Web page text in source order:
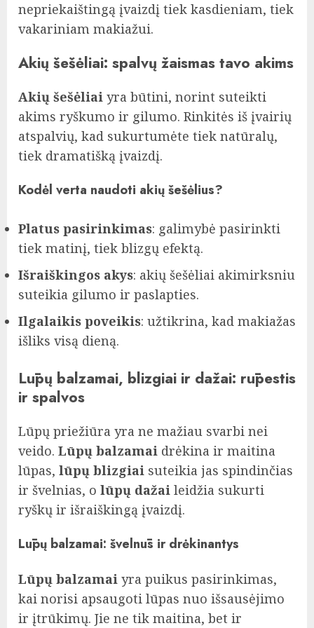
nepriekaištingą įvaizdį tiek kasdieniam, tiek
vakariniam makiažui.
Akių šešėliai: spalvų žaismas tavo akims
Akių šešėliai yra būtini, norint suteikti
akims ryškumo ir gilumo. Rinkitės iš įvairių
atspalvių, kad sukurtumėte tiek natūralų,
tiek dramatišką įvaizdį.
Kodėl verta naudoti akių šešėlius?
Platus pasirinkimas: galimybė pasirinkti
tiek matinį, tiek blizgų efektą.
Išraiškingos akys: akių šešėliai akimirksniu
suteikia gilumo ir paslapties.
Ilgalaikis poveikis: užtikrina, kad makiažas
išliks visą dieną.
Lūpų balzamai, blizgiai ir dažai: rūpestis
ir spalvos
Lūpų priežiūra yra ne mažiau svarbi nei
veido. Lūpų balzamai drėkina ir maitina
lūpas, lūpų blizgiai suteikia jas spindinčias
ir švelnias, o lūpų dažai leidžia sukurti
ryškų ir išraiškingą įvaizdį.
Lūpų balzamai: švelnūs ir drėkinantys
Lūpų balzamai yra puikus pasirinkimas,
kai norisi apsaugoti lūpas nuo išsausėjimo
ir įtrūkimų. Jie ne tik maitina, bet ir